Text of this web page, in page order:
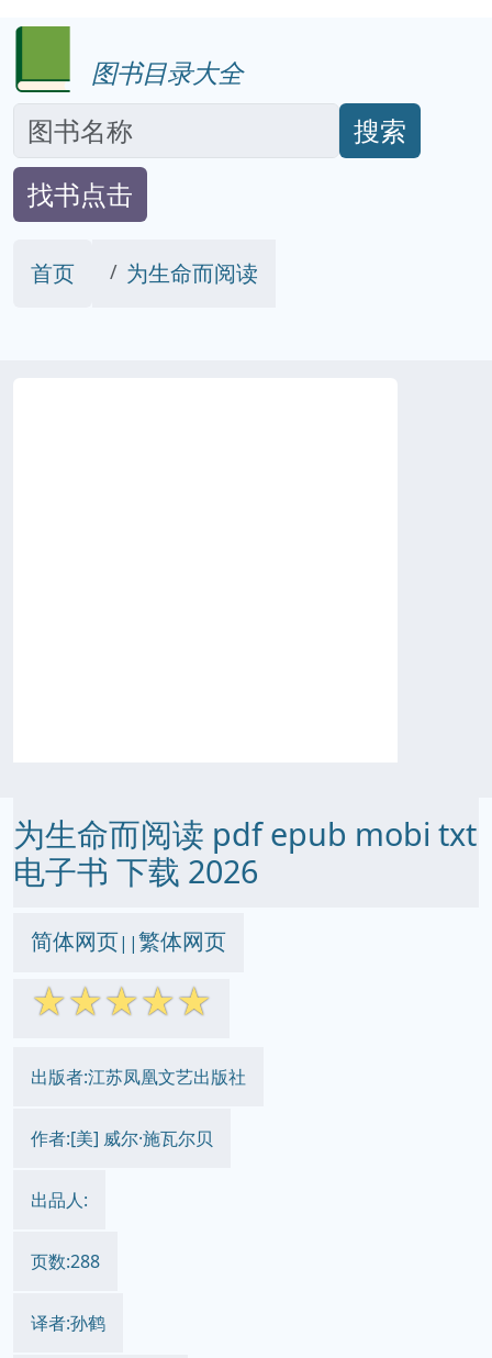
图书目录大全
搜索
找书点击
首页 为生命而阅读
为生命而阅读 pdf epub mobi txt
电子书 下载 2026
简体网页||繁体网页
☆☆☆☆☆
出版者:江苏凤凰文艺出版社
作者:[美] 威尔·施瓦尔贝
出品人:
页数:288
译者:孙鹤